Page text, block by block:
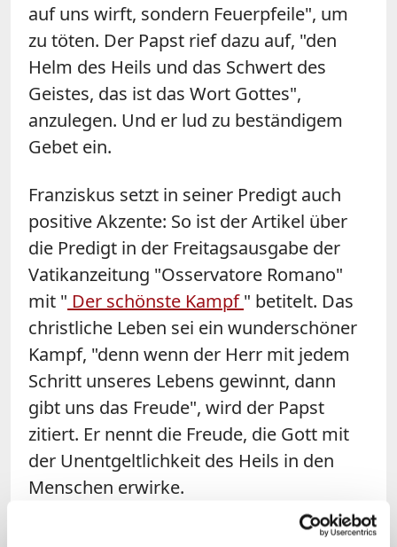
auf uns wirft, sondern Feuerpfeile", um
zu töten. Der Papst rief dazu auf, "den
Helm des Heils und das Schwert des
Geistes, das ist das Wort Gottes",
anzulegen. Und er lud zu beständigem
Gebet ein.
Franziskus setzt in seiner Predigt auch
positive Akzente: So ist der Artikel über
die Predigt in der Freitagsausgabe der
Vatikanzeitung "Osservatore Romano"
mit " Der schönste Kampf" betitelt. Das
christliche Leben sei ein wunderschöner
Kampf, "denn wenn der Herr mit jedem
Schritt unseres Lebens gewinnt, dann
gibt uns das Freude", wird der Papst
zitiert. Er nennt die Freude, die Gott mit
der Unentgeltlichkeit des Heils in den
Menschen erwirke.
Weiter spart Franziskus auch nicht die